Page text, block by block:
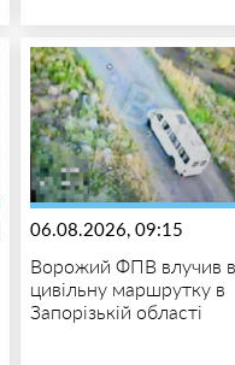
06.08.2026, 09:15
Ворожий ФПВ влучив в
цивільну маршрутку в
Запорізькій області